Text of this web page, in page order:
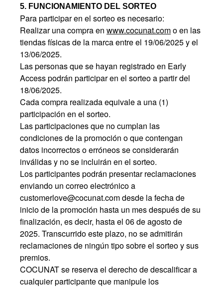
5. FUNCIONAMIENTO DEL SORTEO
Para participar en el sorteo es necesario:
Realizar una compra en www.cocunat.como en las
tiendas físicas de la marca entre el 19/06/2025 y el
13/06/2025.
Las personas que se hayan registrado en Early
Access podrán participar en el sorteo a partir del
18/06/2025.
Cada compra realizada equivale a una (1)
participación en el sorteo.
Las participaciones que no cumplan las
condiciones de la promoción o que contengan
datos incorrectos o erróneos se considerarán
inválidas y no se incluirán en el sorteo.
Los participantes podrán presentar reclamaciones
enviando un correo electrónico a
customerlove@cocunat.comdesde la fecha de
inicio de la promoción hasta un mes después de su
finalización, es decir, hasta el 06 de agosto de
2025. Transcurrido este plazo, no se admitirán
reclamaciones de ningún tipo sobre el sorteo y sus
premios.
COCUNAT se reserva el derecho de descalificar a
cualquier participante que manipule los